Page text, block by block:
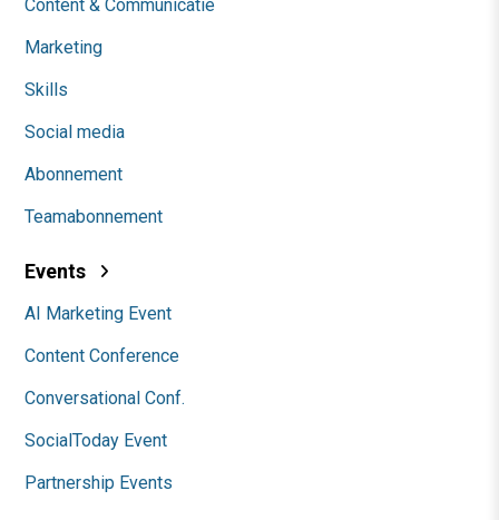
Content & Communicatie
Marketing
Skills
Social media
Abonnement
Teamabonnement
Events
AI Marketing Event
Content Conference
Conversational Conf.
SocialToday Event
Partnership Events